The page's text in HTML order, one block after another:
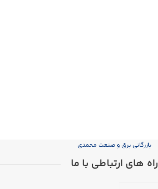
بازرگانی برق و صنعت محمدی
راه های ارتباطی با ما